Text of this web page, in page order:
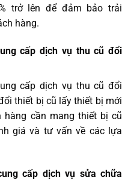
trở lên để đảm bảo trải
hàng.
cấp dịch vụ thu cũ đổi
cấp dịch vụ thu cũ đổi
thiết bị cũ lấy thiết bị mới
cần mang thiết bị cũ
giá và tư vấn về các lựa
cấp dịch vụ sửa chữa